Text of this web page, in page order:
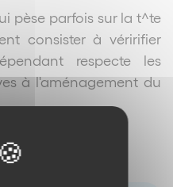
pèse parfois sur la t^te
consister à véririfier
respecte les
à l'aménagement du